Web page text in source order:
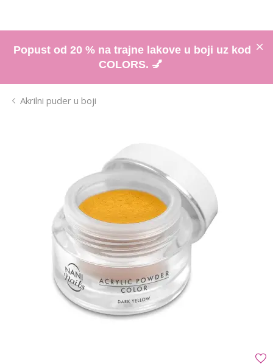
Popust od 20 % na trajne lakove u boji uz kod
COLORS. 💅
Akrilni puder u boji